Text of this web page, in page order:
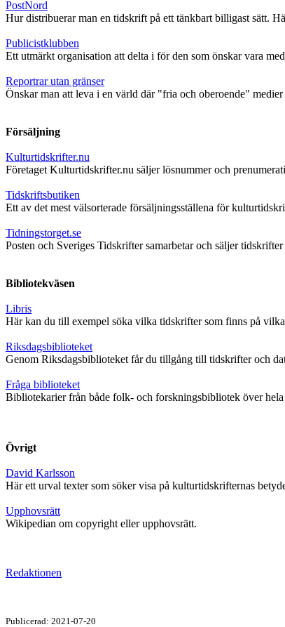
PostNord
Hur distribuerar man en tidskrift på ett tänkbart billigast sätt.
Publicistklubben
Ett utmärkt organisation att delta i för den som önskar vara
Reportrar utan gränser
Önskar man att leva i en värld där "fria och oberoende"
Försäljning
Kulturtidskrifter.nu
Företaget Kulturtidskrifter.nu säljer lösnummer och
Tidskriftsbutiken
Ett av det mest välsorterade försäljningsställena för
Tidningstorget.se
Posten och Sveriges Tidskrifter samarbetar och säljer tidskrifter
Bibliotekväsen
Libris
Här kan du till exempel söka vilka tidskrifter som finns på
Riksdagsbiblioteket
Genom Riksdagsbiblioteket får du tillgång till tidskrifter och
Fråga biblioteket
Bibliotekarier från både folk- och forskningsbibliotek över
Övrigt
David Karlsson
Här ett urval texter som söker visa på kulturtidskrifternas
Upphovsrätt
Wikipedian om copyright eller upphovsrätt.
Redaktionen
Publicerad: 2021-07-20